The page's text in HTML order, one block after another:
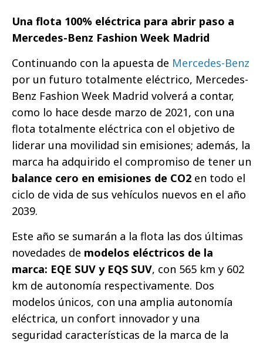
Una flota 100% eléctrica para abrir paso a
Mercedes-Benz Fashion Week Madrid
Continuando con la apuesta de Mercedes-Benz
por un futuro totalmente eléctrico, Mercedes-
Benz Fashion Week Madrid volverá a contar,
como lo hace desde marzo de 2021, con una
flota totalmente eléctrica con el objetivo de
liderar una movilidad sin emisiones; además, la
marca ha adquirido el compromiso de tener un
balance cero en emisiones de CO2 en todo el
ciclo de vida de sus vehículos nuevos en el año
2039.
Este año se sumarán a la flota las dos últimas
novedades de modelos eléctricos de la
marca: EQE SUV y EQS SUV, con 565 km y 602
km de autonomía respectivamente. Dos
modelos únicos, con una amplia autonomía
eléctrica, un confort innovador y una
seguridad características de la marca de la